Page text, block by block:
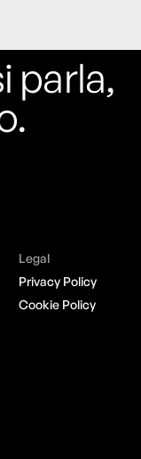
parla,
Legal
Privacy Policy
Cookie Policy